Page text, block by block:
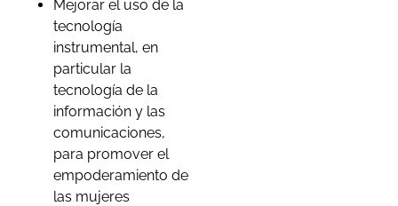
Mejorar el uso de la
tecnología
instrumental, en
particular la
tecnología de la
información y las
comunicaciones,
para promover el
empoderamiento de
las mujeres